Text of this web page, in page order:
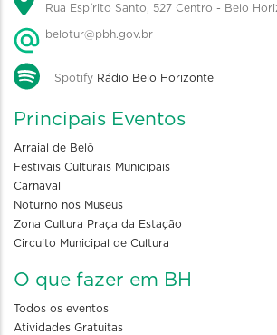
Rua Espírito Santo, 527 Centro - Belo
belotur@pbh.gov.br
Spotify Rádio Belo Horizonte
Principais Eventos
Arraial de Belô
Festivais Culturais Municipais
Carnaval
Noturno nos Museus
Zona Cultura Praça da Estação
Circuito Municipal de Cultura
O que fazer em BH
Todos os eventos
Atividades Gratuitas